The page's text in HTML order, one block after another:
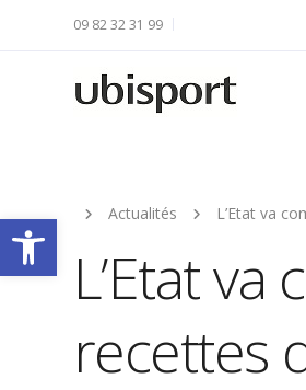
Ouvrir la barre
09 82 32 31 99
Actualités L’Etat va
L’Etat
recettes